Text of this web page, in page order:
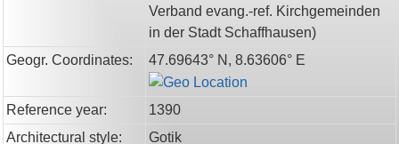
Verband evang.-ref. Kirchgemeinden
in der Stadt Schaffhausen)
Geogr. Coordinates:
47.69643° N, 8.63606° E
Reference year:
1390
Architectural style:
Gotik